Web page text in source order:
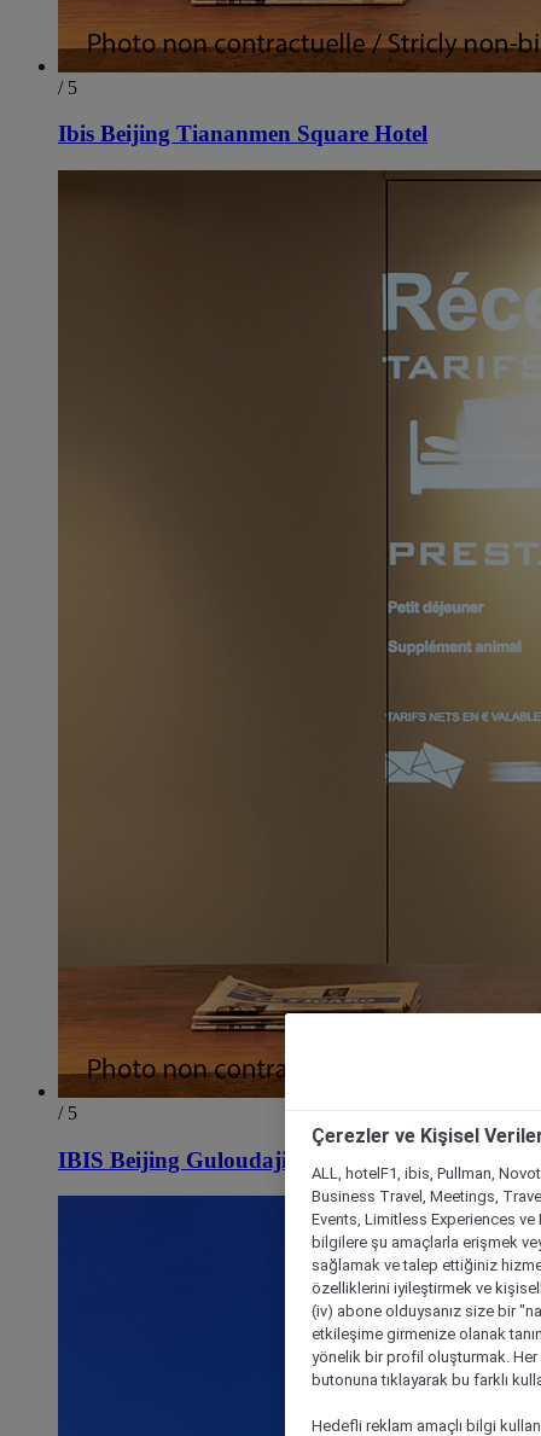
/ 5
Ibis Beijing Tiananmen Square Hotel
/ 5
IBIS Beijing Guloudajie Metro Station Hotel
Çerezler ve Kişisel
ALL, hotelF1, ibis, Pullman,
Business Travel, Meetings,
Events, Limitless Experiences
bilgilere şu amaçlarla erişmek
sağlamak ve talep ettiğiniz
özelliklerini iyileştirmek ve
(iv) abone olduysanız size bir
etkileşime girmenize olanak
yönelik bir profil oluşturmak.
butonuna tıklayarak bu farklı
Hedefli reklam amaçlı bilgi